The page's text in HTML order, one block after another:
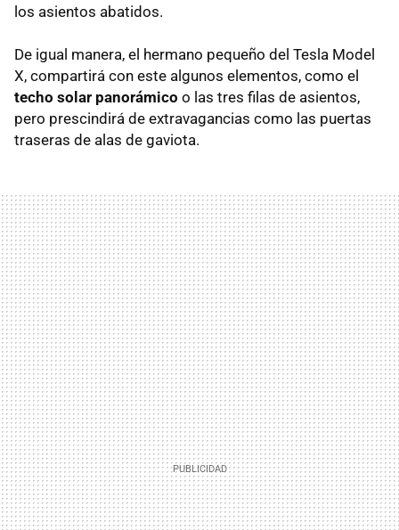
los asientos abatidos.
De igual manera, el hermano pequeño del Tesla Model
X, compartirá con este algunos elementos, como el
techo solar panorámico o las tres filas de asientos,
pero prescindirá de extravagancias como las puertas
traseras de alas de gaviota.